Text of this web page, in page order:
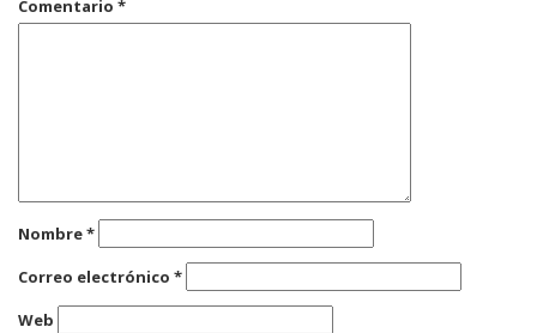
Comentario *
Nombre*
Correo electrónico *
Web